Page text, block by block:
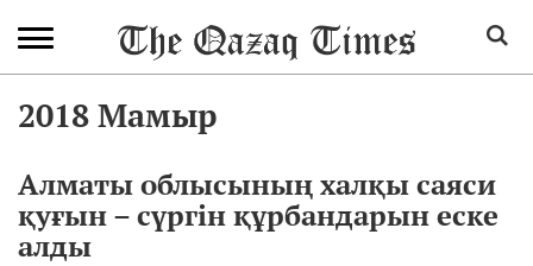
2018 Мамыр
Алматы облысының халқы саяси
қуғын – сүргін құрбандарын еске
алды